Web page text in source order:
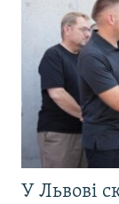
У Львові